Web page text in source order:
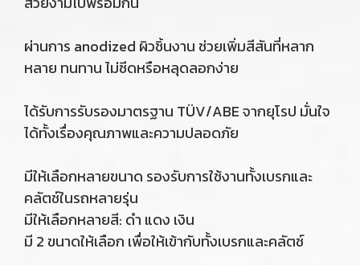
ผ่านการ anodized ผิวชิ้นงาน ช่วยเพิ่มสีสันที่หลาก
หลาย ทนทาน ไม่ซีดหรือหลุดลอกง่าย
ได้รับการรับรองมาตรฐาน TÜV/ABE จากยุโรป มั่นใจ
ได้ทั้งเรื่องคุณภาพและความปลอดภัย
มีให้เลือกหลายขนาด รองรับการใช้งานทั้งเบรกและ
คลัตช์ในรถหลายรุ่น
มีให้เลือกหลายสี: ดำ แดง เงิน
มี 2 ขนาดให้เลือก เพื่อให้เข้ากับทั้งเบรกและคลัตช์